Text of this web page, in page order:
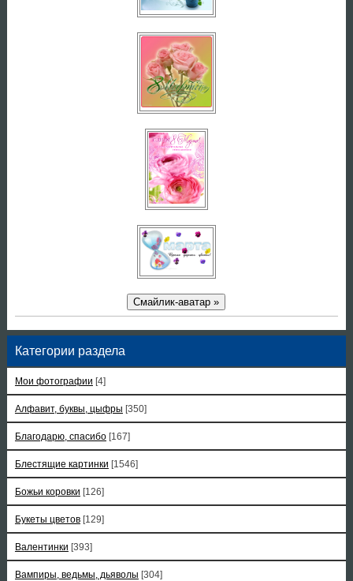
Смайлик-аватар »
Категории раздела
Мои фотографии [4]
Алфавит, буквы, цыфры [350]
Благодарю, спасибо [167]
Блестящие картинки [1546]
Божьи коровки [126]
Букеты цветов [129]
Валентинки [393]
Вампиры, ведьмы, дьяволы [304]